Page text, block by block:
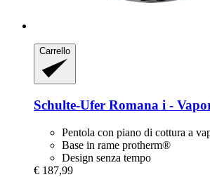
Carrello
Schulte-Ufer Romana i -​
Pentola con piano di cottura a
Base in rame protherm®
Design senza tempo
€ 187,99